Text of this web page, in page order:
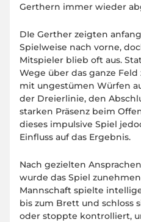
Gerthern immer wieder
DIe Gerther zeigten
Spielweise nach vorne,
Mitspieler blieb oft aus.
Wege über das ganze
mit ungestümen Würfen
der Dreierlinie, den
starken Präsenz beim
dieses impulsive Spiel
Einfluss auf das Ergebnis.
Nach gezielten
wurde das Spiel
Mannschaft spielte
bis zum Brett und schloss
oder stoppte kontrolliert,